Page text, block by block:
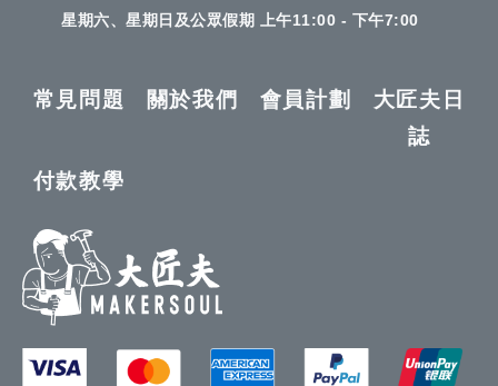
星期六、星期日及公眾假期 上午11:00 - 下午7:00
常見問題 關於我們 會員計劃
大匠夫日
誌
付款教學